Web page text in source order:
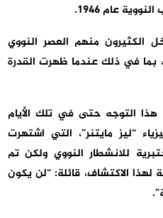
عام 1946.
الكثيرون منهم العصر النووي
بما في ذلك عندما ظهرت القدرة
التوجه حتى في تلك الأيام
“ليز مايتنر”، التي اشتهرت
للانشطار النووي ولكن تم
لهذا الاكتشاف، قائلة: “لن يكون